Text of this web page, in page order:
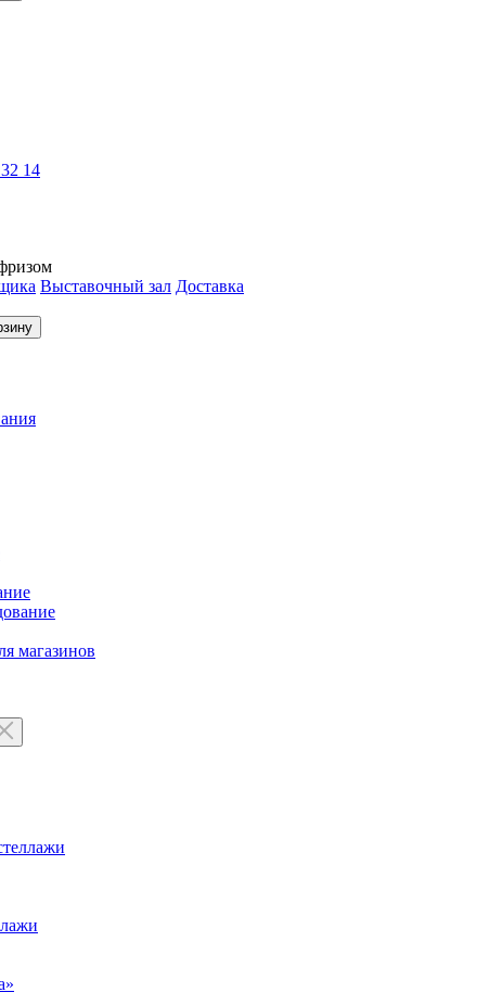
14
Выставочный зал Доставка
магазинов